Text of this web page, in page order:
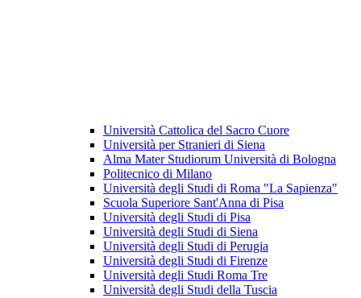
Università Cattolica del Sacro Cuore
Università per Stranieri di Siena
Alma Mater Studiorum Università di Bologna
Politecnico di Milano
Università degli Studi di Roma "La Sapienza"
Scuola Superiore Sant'Anna di Pisa
Università degli Studi di Pisa
Università degli Studi di Siena
Università degli Studi di Perugia
Università degli Studi di Firenze
Università degli Studi Roma Tre
Università degli Studi della Tuscia